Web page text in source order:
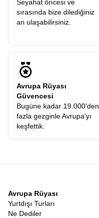
Seyahat öncesi ve
sırasında bize dilediğiniz
an ulaşabilirsiniz.
Avrupa Rüyası
Güvencesi
Bugüne kadar 19.000'den
fazla gezginle Avrupa'yı
keşfettik.
Avrupa Rüyası
Yurtdışı Turları
Ne Dediler